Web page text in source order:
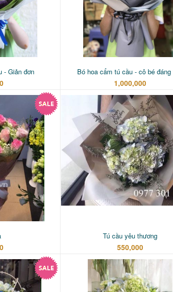
- Giản đơn Bó hoa cẩm tú cầu - cô bé đáng
1,000,000
Tú cầu yêu thương
550,000